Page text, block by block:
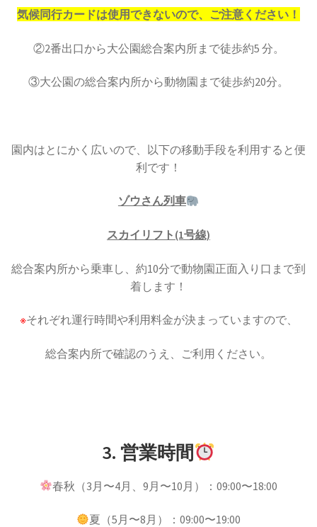
気候同行カードは使用できないので、ご注意ください！
②2番出口から大公園総合案内所まで徒歩約5 分。
③大公園の総合案内所から動物園まで徒歩約20分。
園内はとにかく広いので、以下の移動手段を利用すると便
利です！
ゾウさん列車
スカイリフト(1号線)
総合案内所から乗車し、約10分で動物園正面入り口まで到
着します！
※それぞれ運行時間や利用料金が決まっていますので、
総合案内所で確認のうえ、ご利用ください。
3. 営業時間
春秋（3月〜4月、9月〜10月）：09:00〜18:00
夏（5月〜8月）：09:00〜19:00